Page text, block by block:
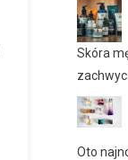
Skóra
Oto